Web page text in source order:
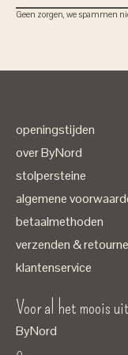
Geen zorgen, we spammen
openingstijden
over ByNord
stolpersteine
algemene
betaalmethoden
verzenden &
klantenservice
Voor al het moois
ByNord